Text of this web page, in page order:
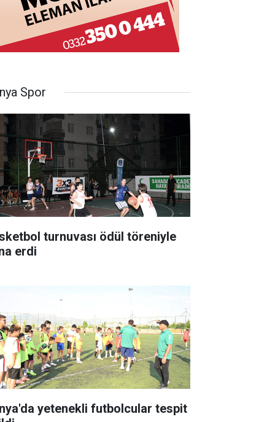
Spor
turnuvası ödül töreniyle
erdi
yetenekli futbolcular tespit